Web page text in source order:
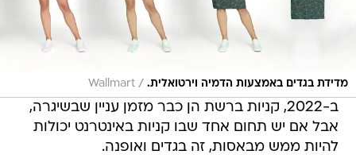
מדידת בגדים באמצעות הדמיה וירטואלית. /
Wallmart
ב-2022, קניות ברשת הן כבר מזמן עניין שבשיגרה,
אבל אם יש תחום אחד שבו קניות באינטרנט יכולות
להיות ממש מבאסות, זה בגדים ואופנה.